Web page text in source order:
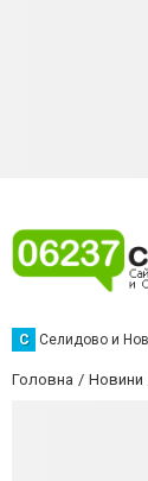
С Селидово и
Головна Новини